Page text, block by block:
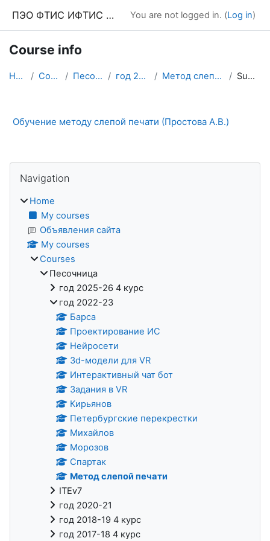
ПЭО ФТИС ИФТИС МПГУ You are not logged in. (Log in)
Course info
Home Courses Песочница год 2022-23 Метод слепой печати Summary
Обучение методу слепой печати (Простова А.В.)
Blocks
Navigation
Home
My courses
Объявления сайта
My courses
Courses
Песочница
год 2025-26 4 курс
год 2022-23
Барса
Проектирование ИС
Нейросети
3d-модели для VR
Интерактивный чат бот
Задания в VR
Кирьянов
Петербургские перекрестки
Михайлов
Морозов
Спартак
Метод слепой печати
ITEv7
год 2020-21
год 2018-19 4 курс
год 2017-18 4 курс